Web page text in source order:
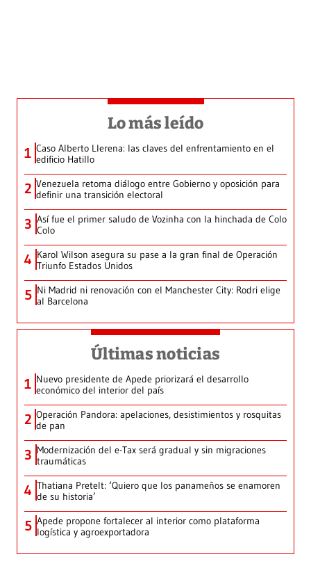
Lo más leído
1 Caso Alberto Llerena: las claves del enfrentamiento en el
edificio Hatillo
2 Venezuela retoma diálogo entre Gobierno y oposición para
definir una transición electoral
3 Así fue el primer saludo de Vozinha con la hinchada de Colo
Colo
4 Karol Wilson asegura su pase a la gran final de Operación
Triunfo Estados Unidos
5 Ni Madrid ni renovación con el Manchester City: Rodri elige
al Barcelona
Últimas noticias
1 Nuevo presidente de Apede priorizará el desarrollo
económico del interior del país
2 Operación Pandora: apelaciones, desistimientos y rosquitas
de pan
3 Modernización del e-Tax será gradual y sin migraciones
traumáticas
4 Thatiana Pretelt: ‘Quiero que los panameños se enamoren
de su historia’
5 Apede propone fortalecer al interior como plataforma
logística y agroexportadora